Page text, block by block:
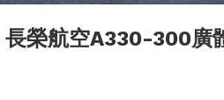
長榮航空A330-300廣